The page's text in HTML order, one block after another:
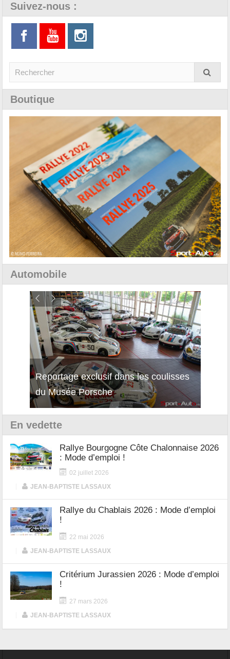
Suivez-nous :
Boutique
Automobile
Reportage exclusif dans les coulisses
du Musée Porsche
En vedette
Rallye Bourgogne Côte Chalonnaise 2026
: Mode d’emploi !
02 juillet 2026
JEAN-BAPTISTE LASSAUX
Rallye du Chablais 2026 : Mode d’emploi
!
22 mai 2026
JEAN-BAPTISTE LASSAUX
Critérium Jurassien 2026 : Mode d’emploi
!
27 mars 2026
JEAN-BAPTISTE LASSAUX